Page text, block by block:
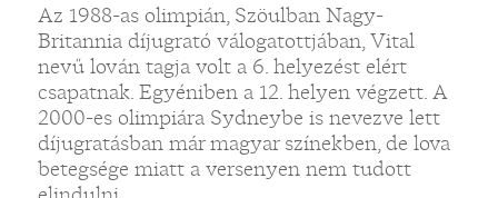
Az 1988-as olimpián, Szöulban Nagy-
Britannia díjugrató válogatottjában, Vital
nevű lován tagja volt a 6. helyezést elért
csapatnak. Egyéniben a 12. helyen végzett. A
2000-es olimpiára Sydneybe is nevezve lett
díjugratásban már magyar színekben, de lova
betegsége miatt a versenyen nem tudott